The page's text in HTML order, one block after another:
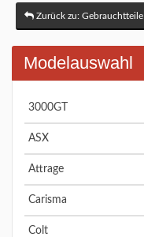
Zurück zu: Gebrauchtteile
Modelauswahl
3000GT
ASX
Attrage
Carisma
Colt